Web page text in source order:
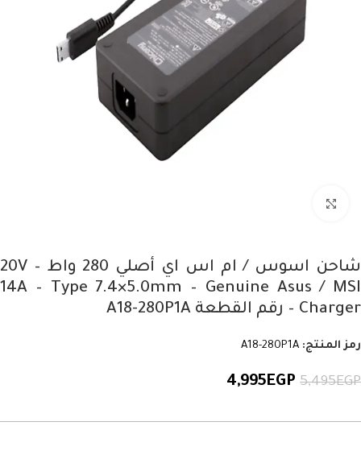
شاحن اسوس / ام اس اي أصلي 280 واط – 20V
14A – Type 7.4×5.0mm – Genuine Asus / MSI
Charger – رقم القطعة A18-280P1A
رمز المنتج: A18-280P1A
5,495EGP
4,995EGP